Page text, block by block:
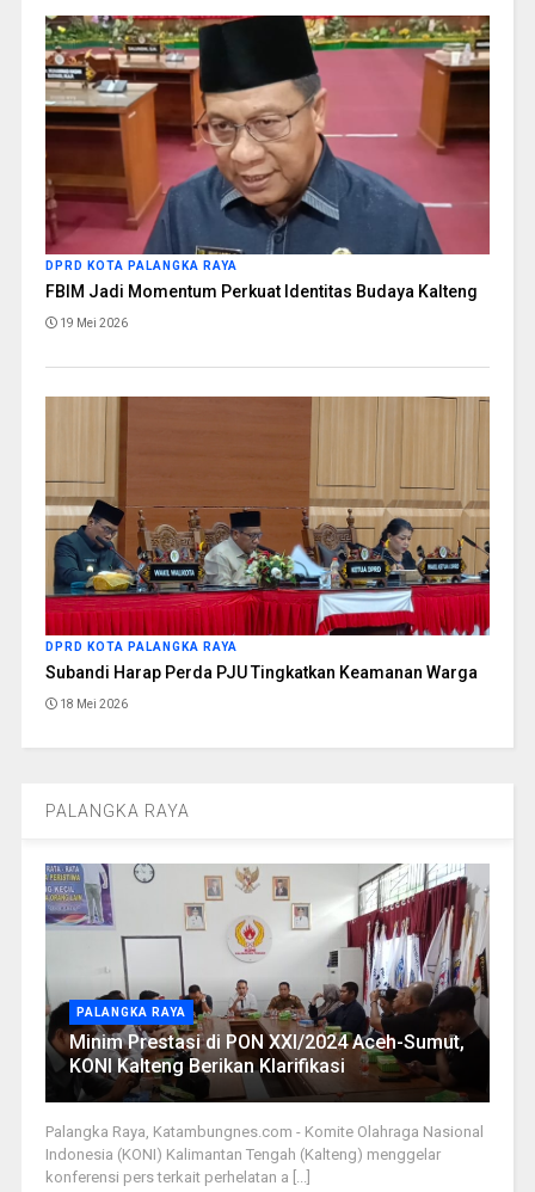
DPRD KOTA PALANGKA RAYA
FBIM Jadi Momentum Perkuat Identitas Budaya Kalteng
19 Mei 2026
DPRD KOTA PALANGKA RAYA
Subandi Harap Perda PJU Tingkatkan Keamanan Warga
18 Mei 2026
PALANGKA RAYA
PALANGKA RAYA
Minim Prestasi di PON XXI/2024 Aceh-Sumut,
KONI Kalteng Berikan Klarifikasi
Palangka Raya, Katambungnes.com - Komite Olahraga Nasional
Indonesia (KONI) Kalimantan Tengah (Kalteng) menggelar
konferensi pers terkait perhelatan a [...]